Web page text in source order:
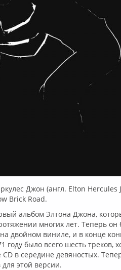
Джон (англ. Elton Hercules
Brick Road.
альбом Элтона Джона,
многих лет. Теперь
двойном виниле, и в конце
году было всего шесть треков,
в середине девяностых.
этой версии.